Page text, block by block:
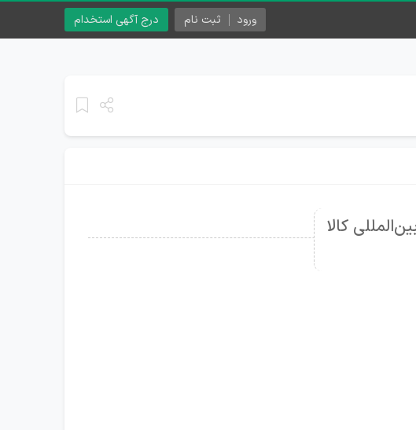
درج آگهی استخدام ورود ثبت نام
کالا